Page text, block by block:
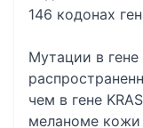
146 кодонах
Мутации в гене
чем в гене
меланоме кожи